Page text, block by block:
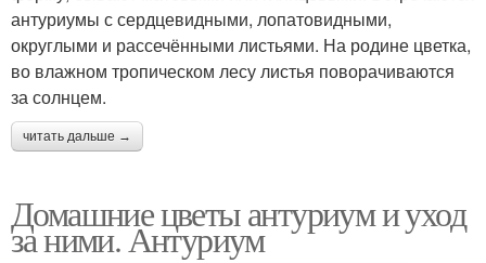
антуриумы с сердцевидными, лопатовидными,
округлыми и рассечёнными листьями. На родине цветка,
во влажном тропическом лесу листья поворачиваются
за солнцем.
читать дальше →
Домашние цветы антуриум и уход
за ними. Антуриум